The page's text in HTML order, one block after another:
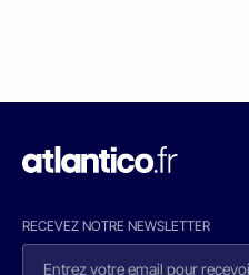
RECEVEZ NOTRE NEWSLETTER